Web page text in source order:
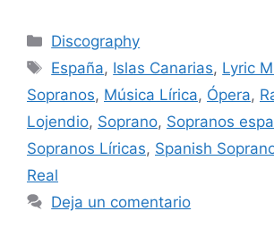
Discography
España, Islas Canarias, Lyric
Sopranos, Música Lírica, Ópera,
Lojendio, Soprano, Sopranos
Sopranos Líricas, Spanish
Real
Deja un comentario